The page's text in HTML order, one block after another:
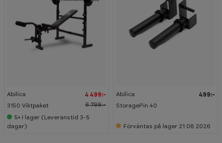
Abilica
3150 Viktpaket
4 499:-
6 799:-
5+ I lager (Leveranstid 3-5
dagar)
Abilica
StoragePin 40
499:-
Förväntas på lager 21.08.2026